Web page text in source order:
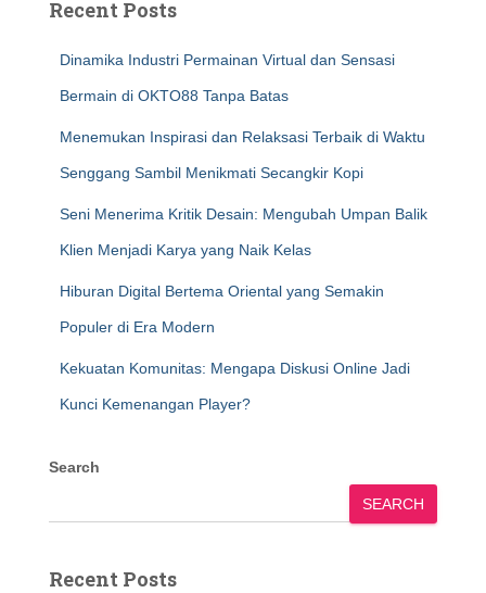
Recent Posts
Dinamika Industri Permainan Virtual dan Sensasi
Bermain di OKTO88 Tanpa Batas
Menemukan Inspirasi dan Relaksasi Terbaik di Waktu
Senggang Sambil Menikmati Secangkir Kopi
Seni Menerima Kritik Desain: Mengubah Umpan Balik
Klien Menjadi Karya yang Naik Kelas
Hiburan Digital Bertema Oriental yang Semakin
Populer di Era Modern
Kekuatan Komunitas: Mengapa Diskusi Online Jadi
Kunci Kemenangan Player?
Search
SEARCH
Recent Posts